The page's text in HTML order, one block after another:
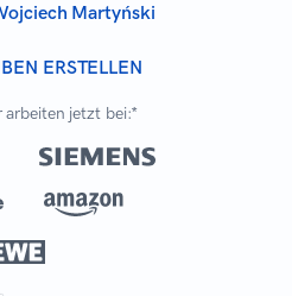
Martyński
ERSTELLEN
arbeiten jetzt bei:*